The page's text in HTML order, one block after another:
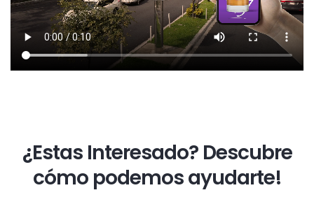
¿Estas Interesado? Descubre
cómo podemos ayudarte!